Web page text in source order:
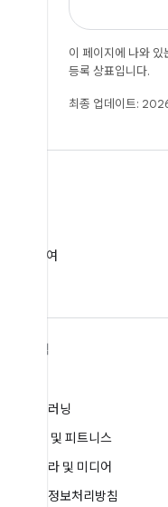
이 페이지에 나와
등록 상표입니다.
최종 업데이트:
로우하여
탐색
머신러닝
건강 및 피트니스
카메라 및 미디어
개인정보처리방침